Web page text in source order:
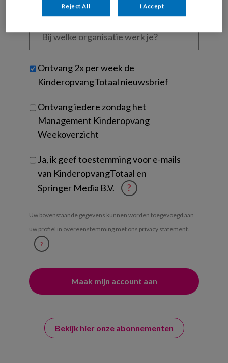
*
welke
je?
Untitled
Ontvang 2x per week de
KinderopvangTotaal nieuwsbrief
Ontvang iedere zondag het
Management Kinderopvang
Weekoverzicht
Ja, ik geef toestemming voor e-mails
van KinderopvangTotaal en
Springer Media B.V.
?
Uw bovenstaande gegevens kunnen worden toegevoegd aan
uw profiel in overeenstemming met ons privacy statement.
?
Bekijk hier onze abonnementen
Reject All I Accept